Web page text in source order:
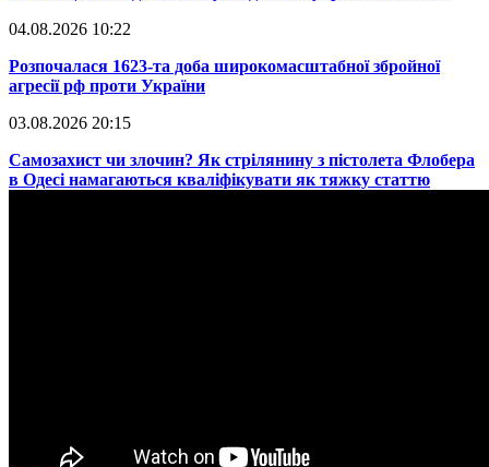
04.08.2026 10:22
​Розпочалася 1623-та доба широкомасштабної збройної
агресії рф проти України
03.08.2026 20:15
​Самозахист чи злочин? Як стрілянину з пістолета Флобера
в Одесі намагаються кваліфікувати як тяжку статтю